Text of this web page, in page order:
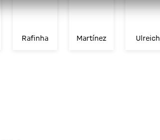
Rafinha Martínez Ulreich